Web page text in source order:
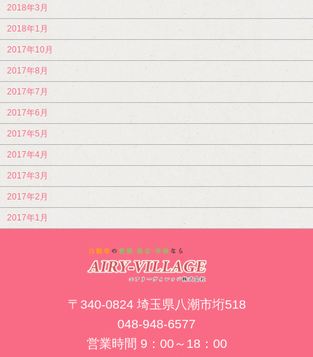
2018年3月
2018年1月
2017年10月
2017年8月
2017年7月
2017年6月
2017年5月
2017年4月
2017年3月
2017年2月
2017年1月
〒340-0824 埼玉県八潮市垳518
048-948-6577
営業時間 9：00～18：00